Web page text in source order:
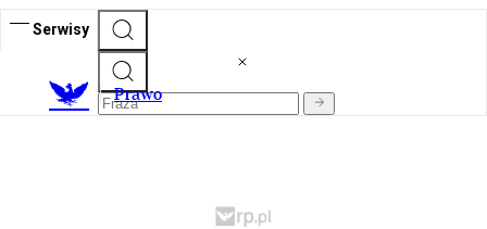
Serwisy
Prawo